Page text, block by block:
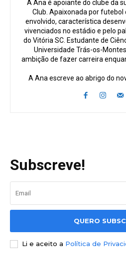
A Ana é apoiante do clube da
Club. Apaixonada por futebol
envolvido, característica
vivenciados no estádio e pelo
do Vitória SC. Estudante de
Universidade Trás-os-
ambição de fazer carreira
A Ana escreve ao abrigo do
Subscreve!
QUERO
Li e aceito a Política de